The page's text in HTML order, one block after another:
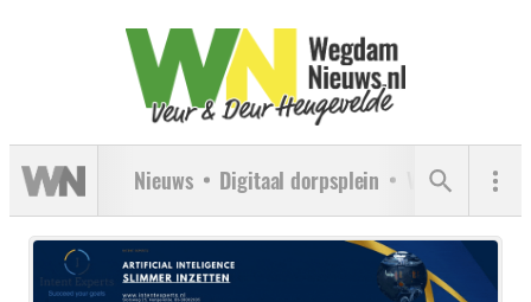
Nieuws Digitaal dorpsplein Verenigingen